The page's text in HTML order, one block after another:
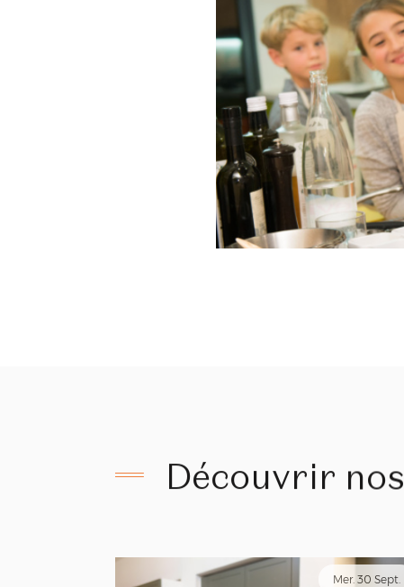
Découvrir nos
Mer. 30 Sept.